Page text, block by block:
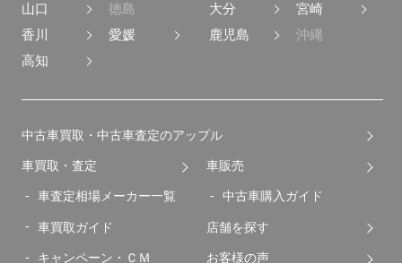
山口
徳島
香川
愛媛
高知
大分
宮崎
鹿児島
沖縄
中古車買取・中古車査定のアップル
車買取・査定
車査定相場メーカー一覧
車買取ガイド
キャンペーン・ＣＭ
車販売
中古車購入ガイド
店舗を探す
お客様の声